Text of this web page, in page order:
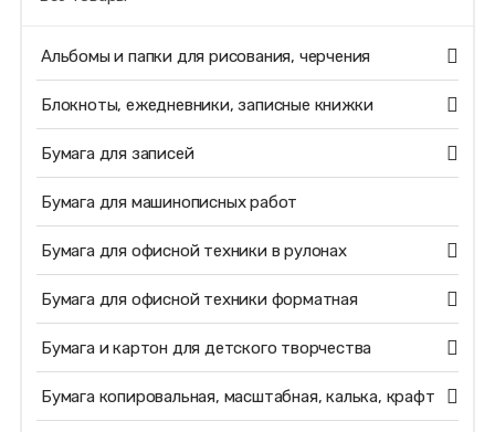
Альбомы и папки для рисования, черчения
Блокноты, ежедневники, записные книжки
Бумага для записей
Бумага для машинописных работ
Бумага для офисной техники в рулонах
Бумага для офисной техники форматная
Бумага и картон для детского творчества
Бумага копировальная, масштабная, калька, крафт